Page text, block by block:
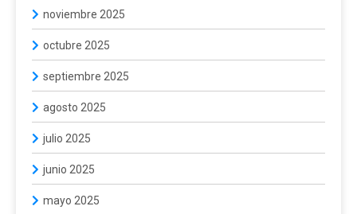
noviembre 2025
octubre 2025
septiembre 2025
agosto 2025
julio 2025
junio 2025
mayo 2025